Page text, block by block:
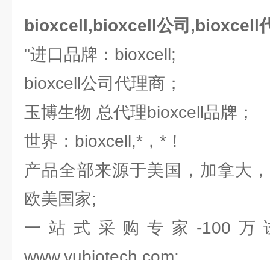
bioxcell,bioxcell公司,bioxcell
"进口品牌：bioxcell;
bioxcell公司代理商；
玉博生物 总代理bioxcell品牌；
世界：bioxcell,*，*！
产品全部来源于美国，加拿大
欧美国家;
一站式采购专家-100万